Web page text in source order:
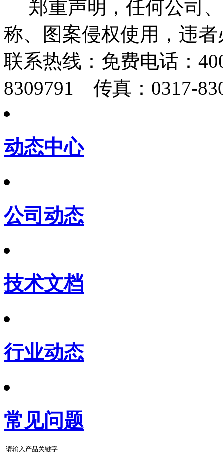
郑重声明，任何公司
称、图案侵权使用，违
联系热线： 免费电话：
8309791 传真：0317-
动态中心
公司动态
技术文档
行业动态
常见问题